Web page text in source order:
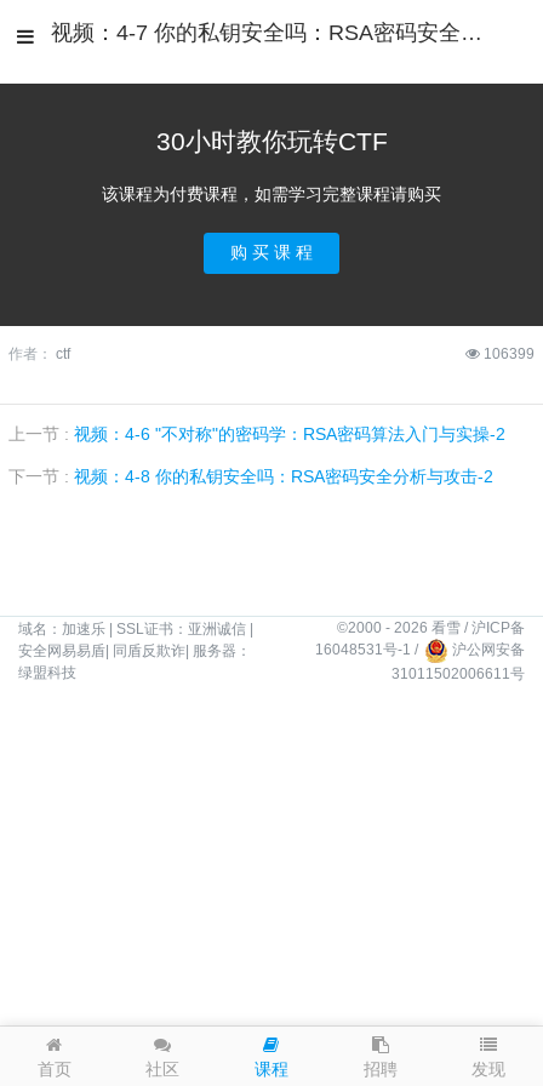
首页 社区 课程 招聘 发现
视频：4-7 你的私钥安全吗：RSA密码安全分析与攻击-1
30小时教你玩转CTF
该课程为付费课程，如需学习完整课程请购买
购 买 课 程
作者： ctf 106399
上一节 : 视频：4-6 "不对称"的密码学：RSA密码算法入门与实操-2
下一节 : 视频：4-8 你的私钥安全吗：RSA密码安全分析与攻击-2
域名： 加速乐 | SSL证书： 亚洲诚信 |
安全网易易盾| 同盾反欺诈| 服务器：
绿盟科技
©2000 - 2026 看雪 / 沪ICP备
16048531号-1 /
沪公网安备
31011502006611号